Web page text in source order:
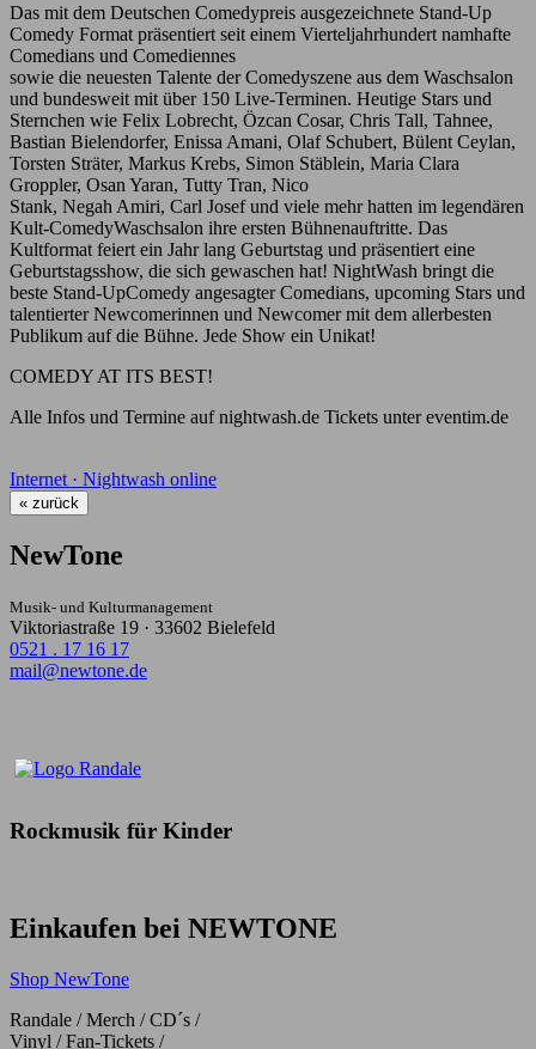
Das mit dem Deutschen Comedypreis ausgezeichnete Stand-Up
Comedy Format präsentiert seit einem Vierteljahrhundert namhafte
Comedians und Comediennes
sowie die neuesten Talente der Comedyszene aus dem Waschsalon
und bundesweit mit über 150 Live-Terminen. Heutige Stars und
Sternchen wie Felix Lobrecht, Özcan Cosar, Chris Tall, Tahnee,
Bastian Bielendorfer, Enissa Amani, Olaf Schubert, Bülent Ceylan,
Torsten Sträter, Markus Krebs, Simon Stäblein, Maria Clara
Groppler, Osan Yaran, Tutty Tran, Nico
Stank, Negah Amiri, Carl Josef und viele mehr hatten im legendären
Kult-ComedyWaschsalon ihre ersten Bühnenauftritte. Das
Kultformat feiert ein Jahr lang Geburtstag und präsentiert eine
Geburtstagsshow, die sich gewaschen hat! NightWash bringt die
beste Stand-UpComedy angesagter Comedians, upcoming Stars und
talentierter Newcomerinnen und Newcomer mit dem allerbesten
Publikum auf die Bühne. Jede Show ein Unikat!
COMEDY AT ITS BEST!
Alle Infos und Termine auf nightwash.de Tickets unter eventim.de
Internet · Nightwash online
« zurück
NewTone
Musik- und Kulturmanagement
Viktoriastraße 19 · 33602 Bielefeld
0521 . 17 16 17
mail@newtone.de
Rockmusik für Kinder
Einkaufen bei NEWTONE
Shop NewTone
Randale / Merch / CD´s /
Vinyl / Fan-Tickets /